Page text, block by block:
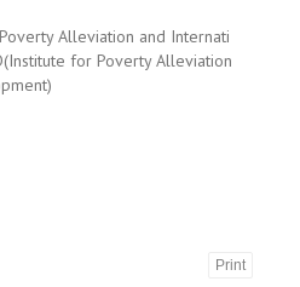
Alleviation and Internati
for Poverty Alleviation
Print